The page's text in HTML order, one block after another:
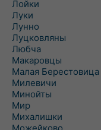
Лойки
Луки
Лунно
Луцковляны
Любча
Макаровцы
Малая Берестовица
Милевичи
Минойты
Мир
Михалишки